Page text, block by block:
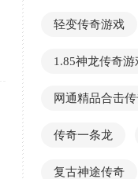
轻变传奇游戏
1.85神龙传奇游
网通精品合击
传奇一条龙
复古神途传奇